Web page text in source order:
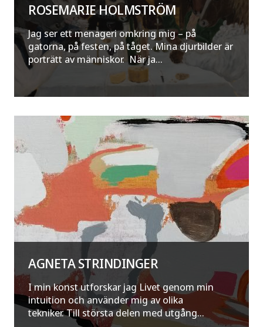
ROSEMARIE HOLMSTRÖM
Jag ser ett menageri omkring mig – på
gatorna, på festen, på tåget. Mina djurbilder är
porträtt av människor. När ja...
AGNETA STRINDINGER
I min konst utforskar jag Livet genom min
intuition och använder mig av olika
tekniker. Till största delen med utgång...